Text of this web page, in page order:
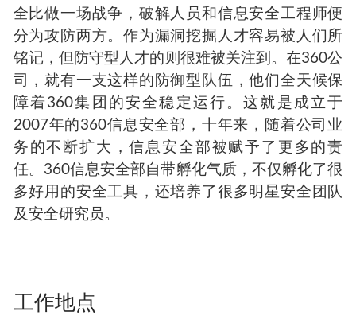
全比做一场战争，破解人员和信息安全工程师便
分为攻防两方。作为漏洞挖掘人才容易被人们所
铭记，但防守型人才的则很难被关注到。在360公
司，就有一支这样的防御型队伍，他们全天候保
障着360集团的安全稳定运行。这就是成立于
2007年的360信息安全部，十年来，随着公司业
务的不断扩大，信息安全部被赋予了更多的责
任。360信息安全部自带孵化气质，不仅孵化了很
多好用的安全工具，还培养了很多明星安全团队
及安全研究员。
工作地点